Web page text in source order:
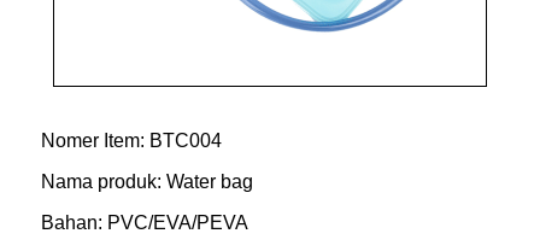
Nomer Item: BTC004
Nama produk: Water bag
Bahan: PVC/EVA/PEVA